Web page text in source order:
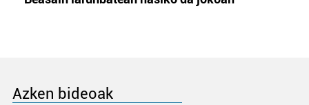
Azken bideoak